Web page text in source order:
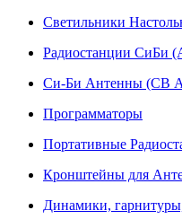
Светильники
Радиостанции СиБи
Си-Би Антенны (СВ
Программаторы
Портативные
Кронштейны для
Динамики,